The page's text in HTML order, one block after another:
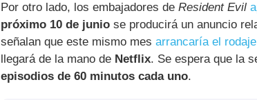
Por otro lado, los embajadores de Resident Evil
próximo 10 de junio se producirá un anuncio
señalan que este mismo mes arrancaría el
llegará de la mano de Netflix. Se espera que la
episodios de 60 minutos cada uno.